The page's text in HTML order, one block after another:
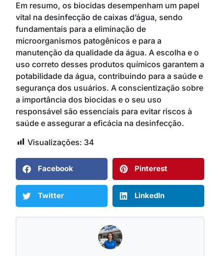
Em resumo, os biocidas desempenham um papel
vital na desinfecção de caixas d’água, sendo
fundamentais para a eliminação de
microorganismos patogênicos e para a
manutenção da qualidade da água. A escolha e o
uso correto desses produtos químicos garantem a
potabilidade da água, contribuindo para a saúde e
segurança dos usuários. A conscientização sobre
a importância dos biocidas e o seu uso
responsável são essenciais para evitar riscos à
saúde e assegurar a eficácia na desinfecção.
Visualizações: 34
Facebook Pinterest
Twitter LinkedIn